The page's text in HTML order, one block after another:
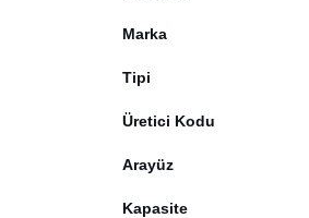
Marka
Tipi
Üretici Kodu
Arayüz
Kapasite